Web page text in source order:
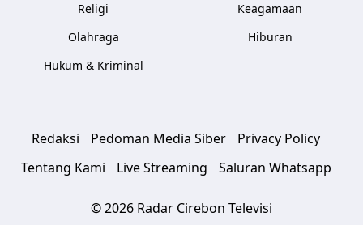
Religi
Olahraga
Hukum & Kriminal
Keagamaan
Hiburan
Redaksi Pedoman Media Siber
Privacy Policy
Tentang Kami
Live Streaming Saluran Whatsapp
© 2026 Radar Cirebon Televisi